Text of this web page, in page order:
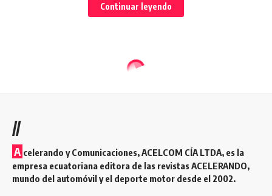
De esta manera Teojama Comercial reafirma su
clientes, impulsando la constante formación y crecimiento
Transporte
Continuar leyendo
//
A celerando y Comunicaciones, ACELCOM CÍA LTDA, es la
empresa ecuatoriana editora de las revistas ACELERANDO,
mundo del automóvil y el deporte motor desde el 2002.